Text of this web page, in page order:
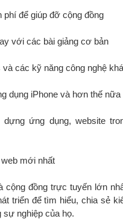
để giúp đỡ cộng đồng
với các bài giảng cơ bản
các kỹ năng công nghệ
dụng iPhone và hơn thế nữa
ứng dụng, website
mới nhất
cộng đồng trực tuyến lớn
triển để tìm hiểu, chia sẻ
nghiệp của họ.